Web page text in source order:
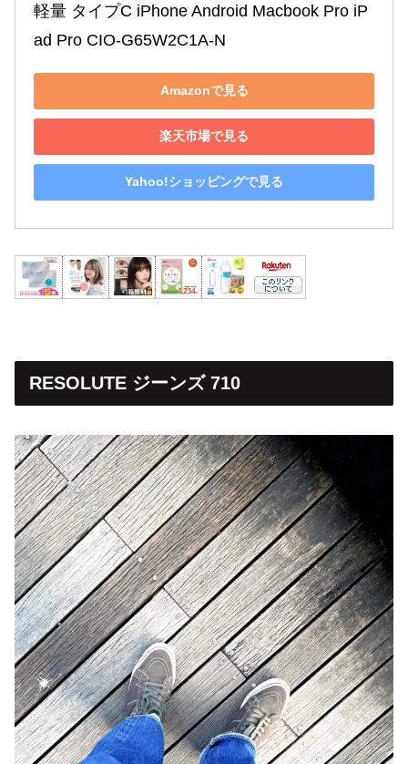
軽量 タイプC iPhone Android Macbook Pro iP
ad Pro CIO-G65W2C1A-N
Amazonで見る
楽天市場で見る
Yahoo!ショッピングで見る
RESOLUTE ジーンズ 710